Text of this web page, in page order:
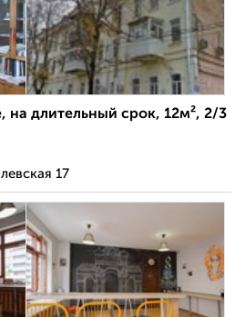
на длительный срок, 12м², 2/3
17